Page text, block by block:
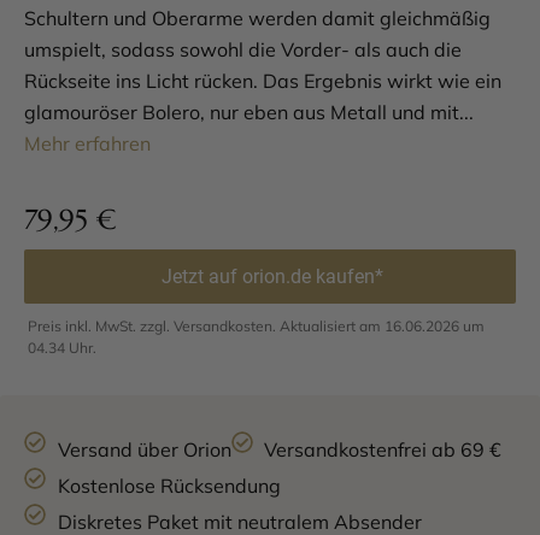
Schultern und Oberarme werden damit gleichmäßig
umspielt, sodass sowohl die Vorder- als auch die
Rückseite ins Licht rücken. Das Ergebnis wirkt wie ein
glamouröser Bolero, nur eben aus Metall und mit...
Mehr erfahren
79,95 €
Jetzt auf orion.de kaufen*
Preis inkl. MwSt. zzgl. Versandkosten. Aktualisiert am 16.06.2026 um
04.34 Uhr.
Versand über Orion
Versandkostenfrei ab 69 €
Kostenlose Rücksendung
Diskretes Paket mit neutralem Absender